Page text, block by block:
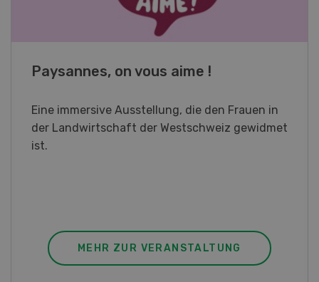
Fachkurs Aquakultur
Sind Sie in der Fischzucht tätig oder
interessieren Sie sich für das Thema? In
diesem Fall ist unser FBA-Weiterbildungskurs
MEHR ZUR VERANSTALTUNG